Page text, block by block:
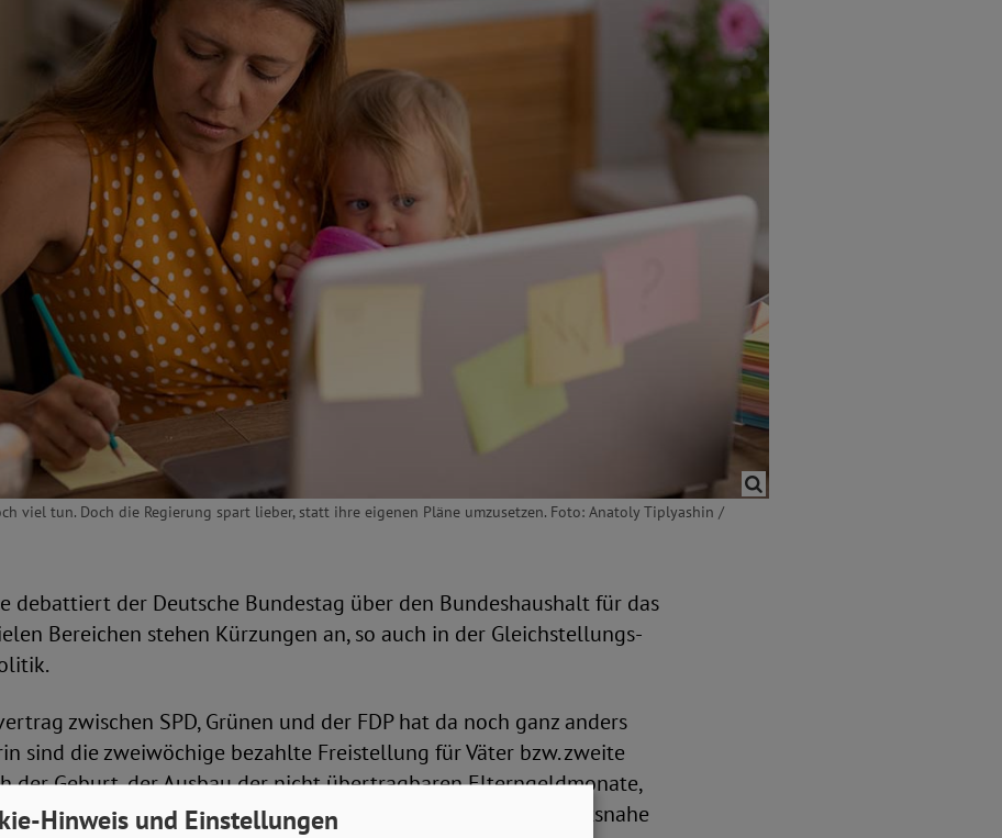
viel tun. Doch die Regierung spart lieber, statt ihre eigenen Pläne umzusetzen. Foto: Anatoly Tiplyashin /
debattiert der Deutsche Bundestag über den Bundeshaushalt für das
Bereichen stehen Kürzungen an, so auch in der Gleichstellungs-
zwischen SPD, Grünen und der FDP hat da noch ganz anders
sind die zweiwöchige bezahlte Freistellung für Väter bzw. zweite
der Geburt, der Ausbau der nicht übertragbaren Elterngeldmonate,
für Pflegezeiten oder das Gutscheinsystem für haushaltsnahe
Hinweis und Einstellungen